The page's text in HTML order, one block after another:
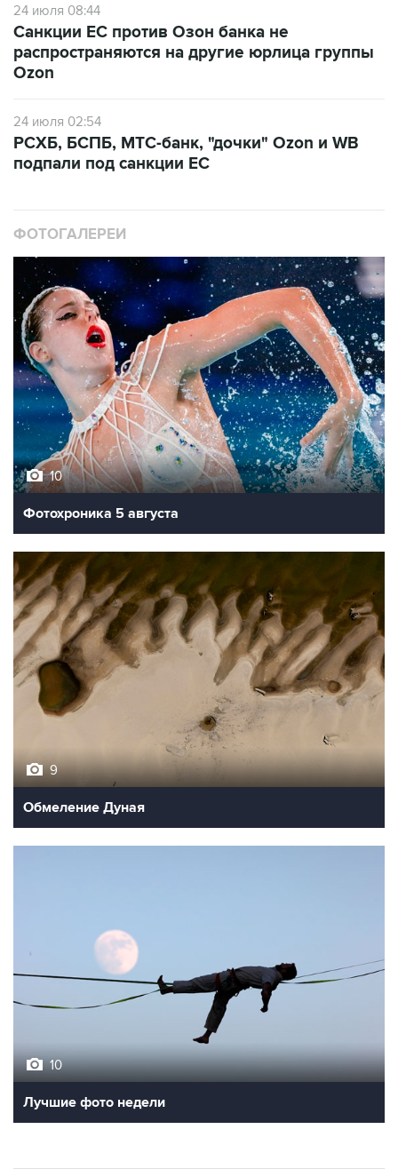
24 июля 08:44
Санкции ЕС против Озон банка не
распространяются на другие юрлица группы
Ozon
24 июля 02:54
РСХБ, БСПБ, МТС-банк, "дочки" Ozon и WB
подпали под санкции ЕС
ФОТОГАЛЕРЕИ
10
Фотохроника 5 августа
9
Обмеление Дуная
10
Лучшие фото недели